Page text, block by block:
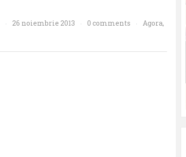
· 26 noiembrie 2013 · 0 comments · Agora,